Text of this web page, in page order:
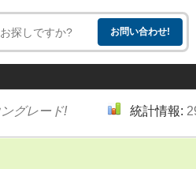
グレード! 統計情報: